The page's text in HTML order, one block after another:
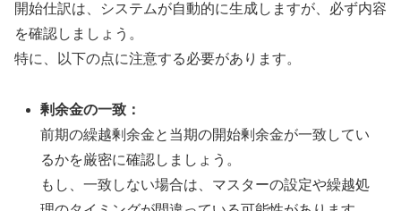
開始仕訳は、システムが自動的に生成しますが、必ず内容
を確認しましょう。
特に、以下の点に注意する必要があります。
剰余金の一致：
前期の繰越剰余金と当期の開始剰余金が一致してい
るかを厳密に確認しましょう。
もし、一致しない場合は、マスターの設定や繰越処